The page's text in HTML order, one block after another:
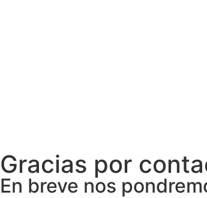
Gracias por
En breve nos